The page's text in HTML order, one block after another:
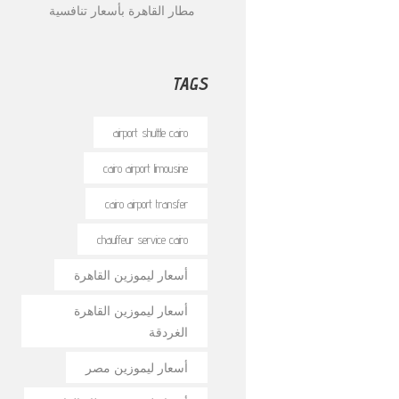
مطار القاهرة بأسعار تنافسية
TAGS
airport shuttle cairo
cairo airport limousine
cairo airport transfer
chauffeur service cairo
أسعار ليموزين القاهرة
أسعار ليموزين القاهرة
الغردقة
أسعار ليموزين مصر